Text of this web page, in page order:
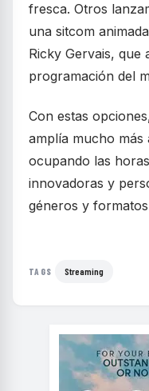
fresca. Otros
una sitcom
Ricky Gervais,
programación del
Con estas
amplía mucho más
ocupando las
innovadoras y
géneros y
TAGS Streaming